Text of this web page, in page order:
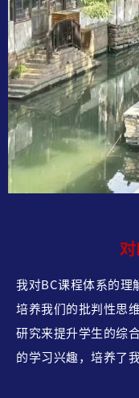
我对BC课程体系的理
培养我们的批判性思
研究来提升学生的综
的学习兴趣，培养了